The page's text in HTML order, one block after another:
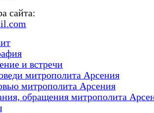
сайта:
и встречи
митрополита Арсения
митрополита Арсения
обращения митрополита